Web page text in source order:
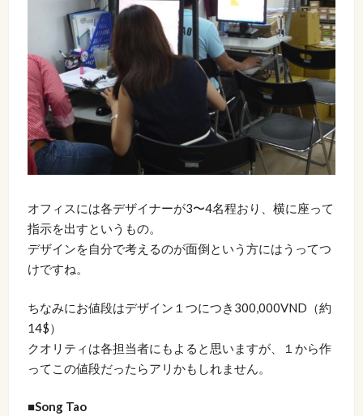
オフィスには各デザイナーが3〜4名程おり、横に座って
指示を出すというもの。
デザインを自分で考えるのが面倒という方にはうってつ
けですね。
ちなみにお値段はデザイン１つにつき300,000VND（約
14$）
クオリティは各担当者にもよると思いますが、１から作
ってこの値段だったらアリかもしれません。
■Song Tao